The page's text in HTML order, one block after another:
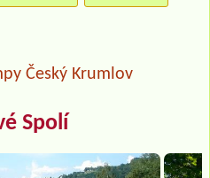
Český Krumlov
Spolí